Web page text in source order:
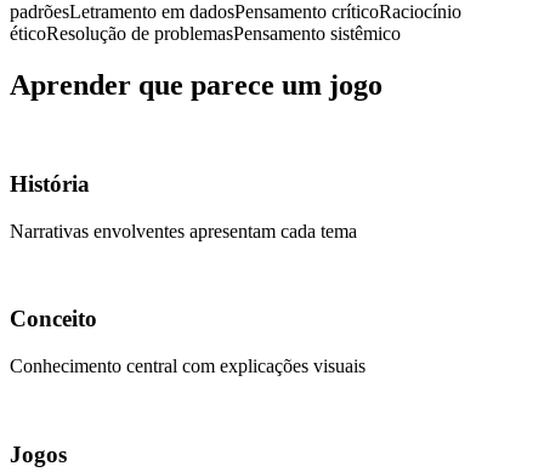
padrõesLetramento em dadosPensamento críticoRaciocínio
éticoResolução de problemasPensamento sistêmico
Aprender que parece um jogo
História
Narrativas envolventes apresentam cada tema
Conceito
Conhecimento central com explicações visuais
Jogos